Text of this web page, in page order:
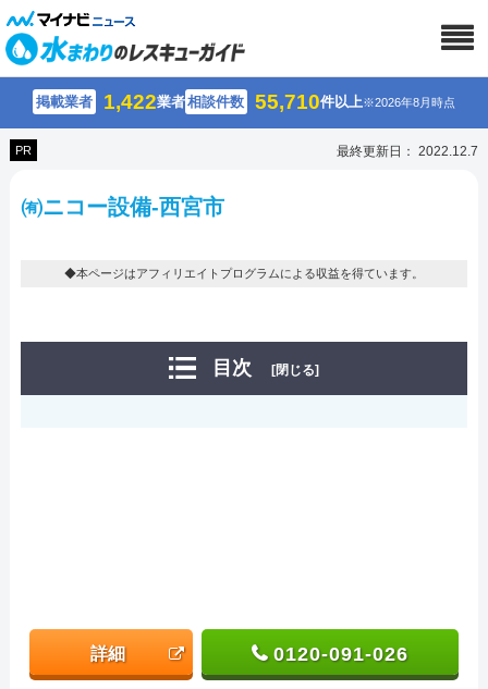
掲載業者 1,422業者相談件数 55,710件以上※2026年8月時点
PR 最終更新日： 2022.12.7
㈲ニコー設備-西宮市
◆本ページはアフィリエイトプログラムによる収益を得ています。
目次 [閉じる]
詳細 0120-091-026